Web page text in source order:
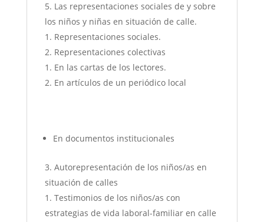
Las representaciones sociales de y sobre
los niños y niñas en situación de calle.
Representaciones sociales.
Representaciones colectivas
En las cartas de los lectores.
En artículos de un periódico local
En documentos institucionales
Autorepresentación de los niños/as en
situación de calles
Testimonios de los niños/as con
estrategias de vida laboral-familiar en calle